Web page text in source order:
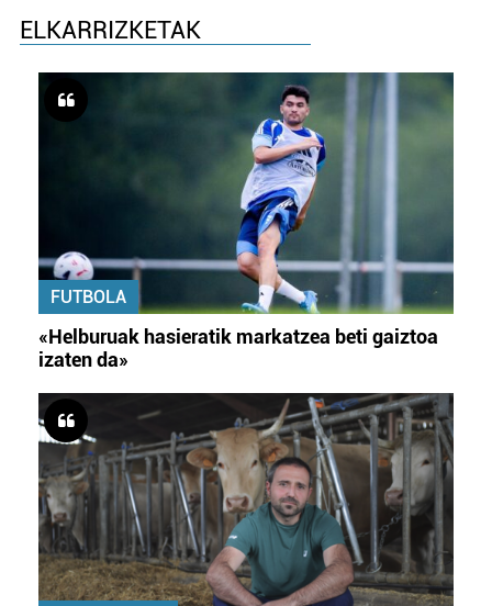
ELKARRIZKETAK
FUTBOLA
«Helburuak hasieratik markatzea beti gaiztoa
izaten da»